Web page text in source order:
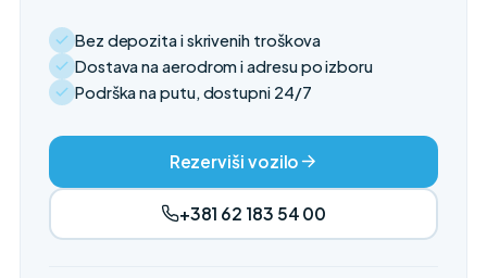
Bez depozita i skrivenih troškova
Dostava na aerodrom i adresu po izboru
Podrška na putu, dostupni 24/7
Rezerviši vozilo
+381 62 183 54 00